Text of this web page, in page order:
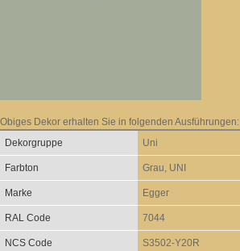
Obiges Dekor erhalten Sie in folgenden Ausführungen:
Dekorgruppe
Uni
Farbton Grau, UNI
Marke Egger
RAL Code 7044
NCS Code S3502-Y20R